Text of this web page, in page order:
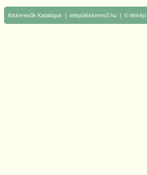
Kiskeresők Katalógus | településkereső.hu | © térkép: